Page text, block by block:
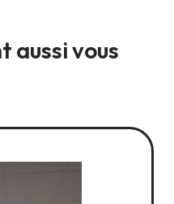
aussi vous